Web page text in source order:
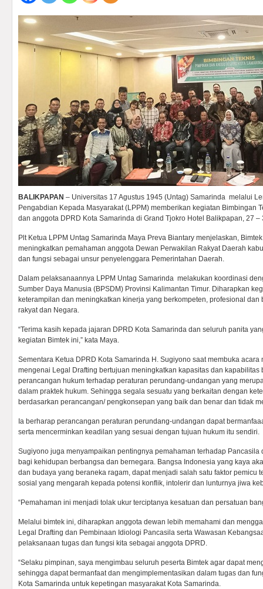
BALIKPAPAN – Universitas 17 Agustus 1945 (Untag) Samarinda melalui
Pengabdian Kepada Masyarakat (LPPM) memberikan kegiatan Bimbingan
dan anggota DPRD Kota Samarinda di Grand Tjokro Hotel Balikpapan, 27 –
Plt Ketua LPPM Untag Samarinda Maya Preva Biantary menjelaskan,
meningkatkan pemahaman anggota Dewan Perwakilan Rakyat Daerah
dan fungsi sebagai unsur penyelenggara Pemerintahan Daerah.
Dalam pelaksanaannya LPPM Untag Samarinda melakukan koordinasi
Sumber Daya Manusia (BPSDM) Provinsi Kalimantan Timur. Diharapkan
keterampilan dan meningkatkan kinerja yang berkompeten, profesional dan
rakyat dan Negara.
“Terima kasih kepada jajaran DPRD Kota Samarinda dan seluruh panita
kegiatan Bimtek ini,” kata Maya.
Sementara Ketua DPRD Kota Samarinda H. Sugiyono saat membuka
mengenai Legal Drafting bertujuan meningkatkan kapasitas dan kapabilitas
perancangan hukum terhadap peraturan perundang-undangan yang
dalam praktek hukum. Sehingga segala sesuatu yang berkaitan dengan
berdasarkan perancangan/ pengkonsepan yang baik dan benar dan tidak
Ia berharap perancangan peraturan perundang-undangan dapat
serta mencerminkan keadilan yang sesuai dengan tujuan hukum itu sendiri.
Sugiyono juga menyampaikan pentingnya pemahaman terhadap Pancasila
bagi kehidupan berbangsa dan bernegara. Bangsa Indonesia yang kaya
dan budaya yang beraneka ragam, dapat menjadi salah satu faktor pemicu
sosial yang mengarah kepada potensi konflik, intolerir dan lunturnya jiwa
“Pemahaman ini menjadi tolak ukur terciptanya kesatuan dan persatuan
Melalui bimtek ini, diharapkan anggota dewan lebih memahami dan
Legal Drafting dan Pembinaan Idiologi Pancasila serta Wawasan
pelaksanaan tugas dan fungsi kita sebagai anggota DPRD.
“Selaku pimpinan, saya mengimbau seluruh peserta Bimtek agar dapat
sehingga dapat bermanfaat dan mengimplementasikan dalam tugas dan
Kota Samarinda untuk kepetingan masyarakat Kota Samarinda.